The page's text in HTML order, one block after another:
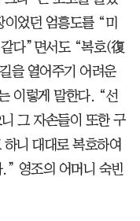
었던 엄흥도를 “미
다”면서도 “복호(復
을 열어주기 어려운
이렇게 말한다. “선
그 자손들이 또한 구
니 대대로 복호하여
영조의 어머니 숙빈